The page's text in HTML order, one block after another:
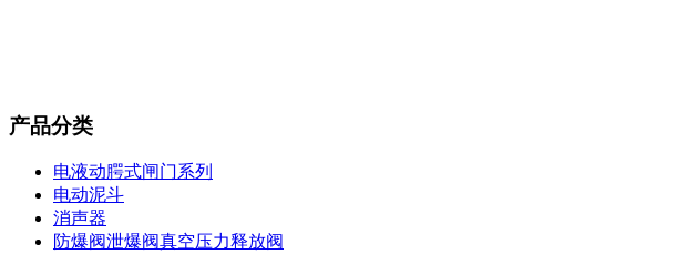
产品分类
电液动腭式闸门系列
电动泥斗
消声器
防爆阀泄爆阀真空压力释放阀